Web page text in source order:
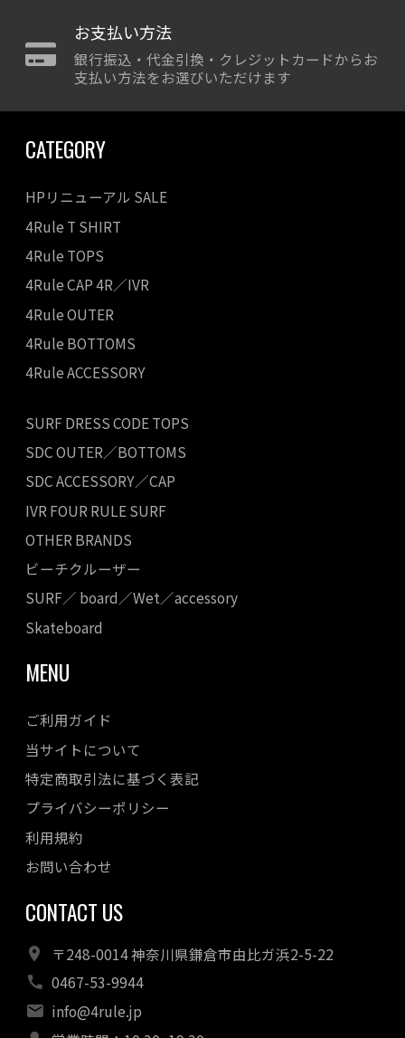
お支払い方法
銀行振込・代金引換・クレジットカードからお
支払い方法をお選びいただけます
CATEGORY
HPリニューアル SALE
4Rule T SHIRT
4Rule TOPS
4Rule CAP 4R／IVR
4Rule OUTER
4Rule BOTTOMS
4Rule ACCESSORY
SURF DRESS CODE TOPS
SDC OUTER／BOTTOMS
SDC ACCESSORY／CAP
IVR FOUR RULE SURF
OTHER BRANDS
ビーチクルーザー
SURF／ board／Wet／accessory
Skateboard
MENU
ご利用ガイド
当サイトについて
特定商取引法に基づく表記
プライバシーポリシー
利用規約
お問い合わせ
CONTACT US
〒248-0014 神奈川県鎌倉市由比ガ浜2-5-22
0467-53-9944
info@4rule.jp